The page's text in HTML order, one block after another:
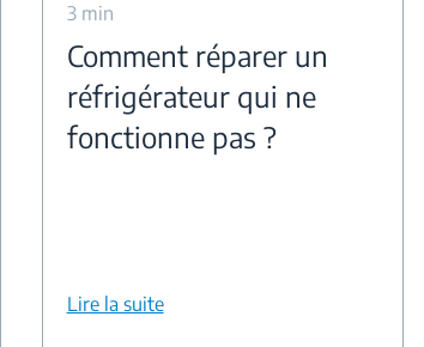
3 min
Comment réparer un
réfrigérateur qui ne
fonctionne pas ?
Lire la suite